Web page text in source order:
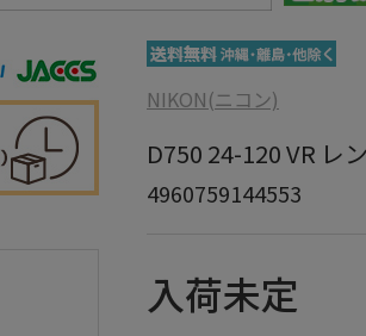
NIKON(ニコン)
D750 24-120 VR レ
4960759144553
入荷未定